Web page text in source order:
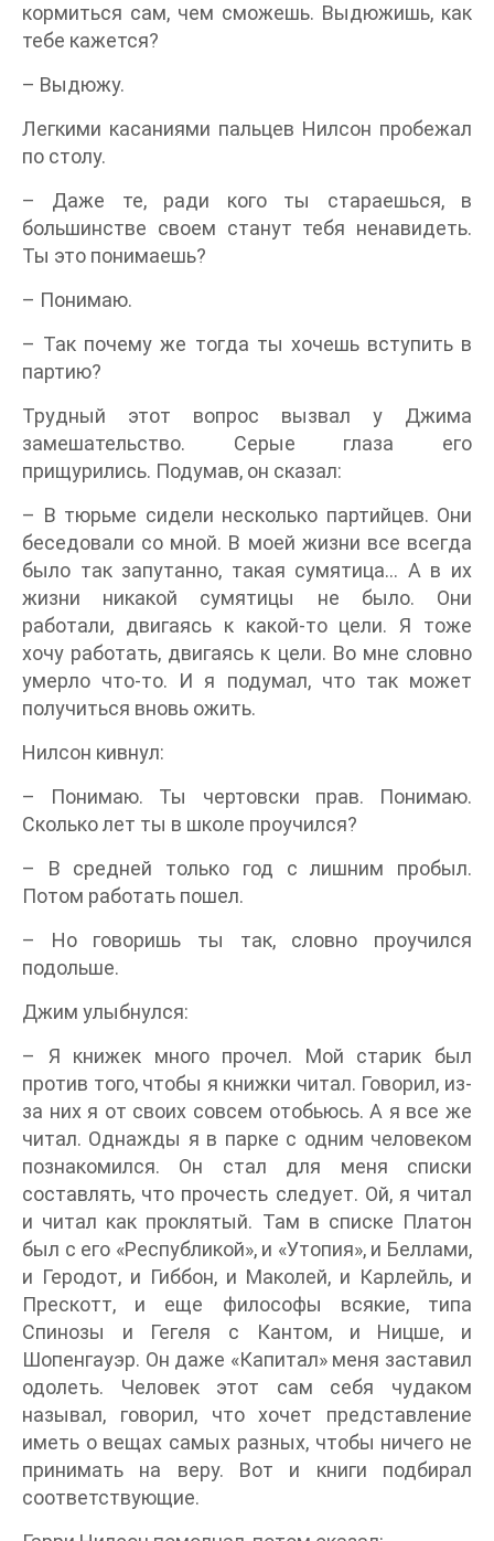
кормиться сам, чем сможешь. Выдюжишь, как
тебе кажется?
– Выдюжу.
Легкими касаниями пальцев Нилсон пробежал
по столу.
– Даже те, ради кого ты стараешься, в
большинстве своем станут тебя ненавидеть.
Ты это понимаешь?
– Понимаю.
– Так почему же тогда ты хочешь вступить в
партию?
Трудный этот вопрос вызвал у Джима
замешательство. Серые глаза его
прищурились. Подумав, он сказал:
– В тюрьме сидели несколько партийцев. Они
беседовали со мной. В моей жизни все всегда
было так запутанно, такая сумятица… А в их
жизни никакой сумятицы не было. Они
работали, двигаясь к какой-то цели. Я тоже
хочу работать, двигаясь к цели. Во мне словно
умерло что-то. И я подумал, что так может
получиться вновь ожить.
Нилсон кивнул:
– Понимаю. Ты чертовски прав. Понимаю.
Сколько лет ты в школе проучился?
– В средней только год с лишним пробыл.
Потом работать пошел.
– Но говоришь ты так, словно проучился
подольше.
Джим улыбнулся:
– Я книжек много прочел. Мой старик был
против того, чтобы я книжки читал. Говорил, из-
за них я от своих совсем отобьюсь. А я все же
читал. Однажды я в парке с одним человеком
познакомился. Он стал для меня списки
составлять, что прочесть следует. Ой, я читал
и читал как проклятый. Там в списке Платон
был с его «Республикой», и «Утопия», и Беллами,
и Геродот, и Гиббон, и Маколей, и Карлейль, и
Прескотт, и еще философы всякие, типа
Спинозы и Гегеля с Кантом, и Ницше, и
Шопенгауэр. Он даже «Капитал» меня заставил
одолеть. Человек этот сам себя чудаком
называл, говорил, что хочет представление
иметь о вещах самых разных, чтобы ничего не
принимать на веру. Вот и книги подбирал
соответствующие.